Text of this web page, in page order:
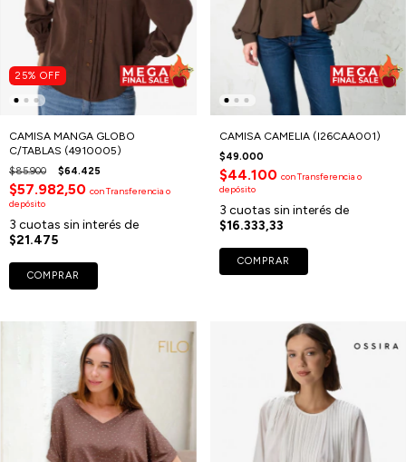
25% OFF
CAMISA MANGA GLOBO
C/TABLAS (4910005)
$85.900 $64.425
$57.982,50 conTransferencia o
depósito
3 cuotas sin interés de
$21.475
COMPRAR
CAMISA CAMELIA (I26CAA001)
$49.000
$44.100 conTransferencia o
depósito
3 cuotas sin interés de
$16.333,33
COMPRAR